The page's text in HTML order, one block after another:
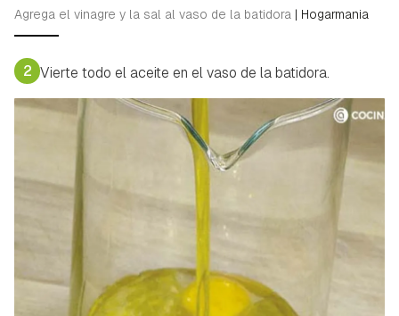
Agrega el vinagre y la sal al vaso de la batidora | Hogarmania
2 Vierte todo el aceite en el vaso de la batidora.